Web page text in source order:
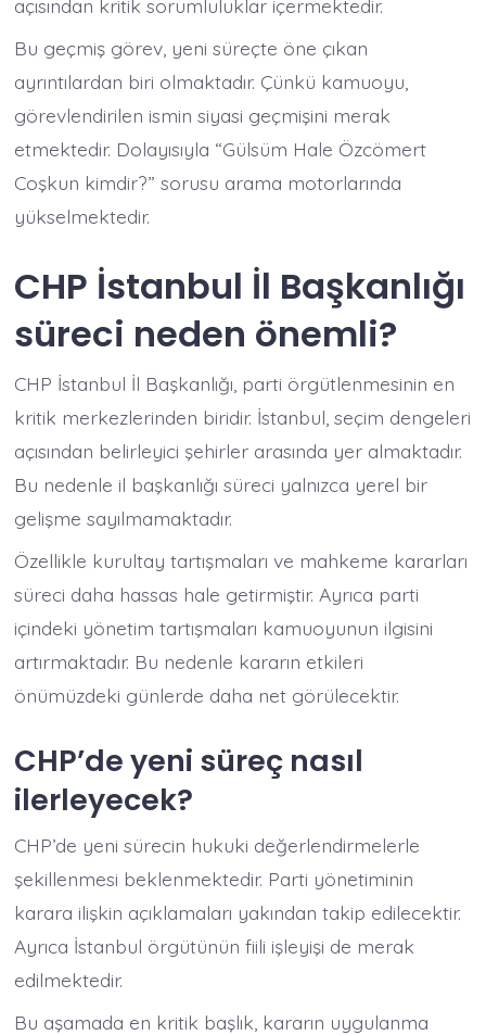
açısından kritik sorumluluklar içermektedir.
Bu geçmiş görev, yeni süreçte öne çıkan
ayrıntılardan biri olmaktadır. Çünkü kamuoyu,
görevlendirilen ismin siyasi geçmişini merak
etmektedir. Dolayısıyla “Gülsüm Hale Özcömert
Coşkun kimdir?” sorusu arama motorlarında
yükselmektedir.
CHP İstanbul İl Başkanlığı
süreci neden önemli?
CHP İstanbul İl Başkanlığı, parti örgütlenmesinin en
kritik merkezlerinden biridir. İstanbul, seçim dengeleri
açısından belirleyici şehirler arasında yer almaktadır.
Bu nedenle il başkanlığı süreci yalnızca yerel bir
gelişme sayılmamaktadır.
Özellikle kurultay tartışmaları ve mahkeme kararları
süreci daha hassas hale getirmiştir. Ayrıca parti
içindeki yönetim tartışmaları kamuoyunun ilgisini
artırmaktadır. Bu nedenle kararın etkileri
önümüzdeki günlerde daha net görülecektir.
CHP’de yeni süreç nasıl
ilerleyecek?
CHP’de yeni sürecin hukuki değerlendirmelerle
şekillenmesi beklenmektedir. Parti yönetiminin
karara ilişkin açıklamaları yakından takip edilecektir.
Ayrıca İstanbul örgütünün fiili işleyişi de merak
edilmektedir.
Bu aşamada en kritik başlık, kararın uygulanma